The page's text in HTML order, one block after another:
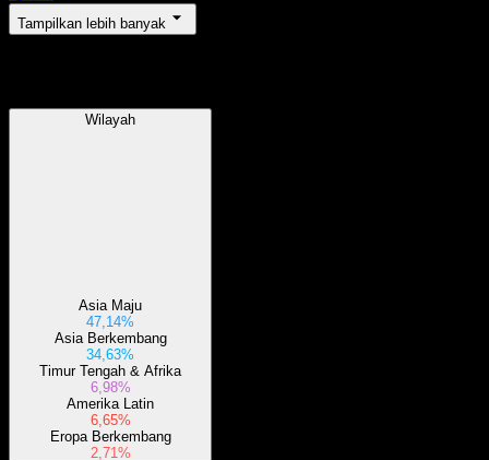
Tampilkan lebih banyak
Wilayah
Asia Maju
47,14%
Asia Berkembang
34,63%
Timur Tengah & Afrika
6,98%
Amerika Latin
6,65%
Eropa Berkembang
2,71%